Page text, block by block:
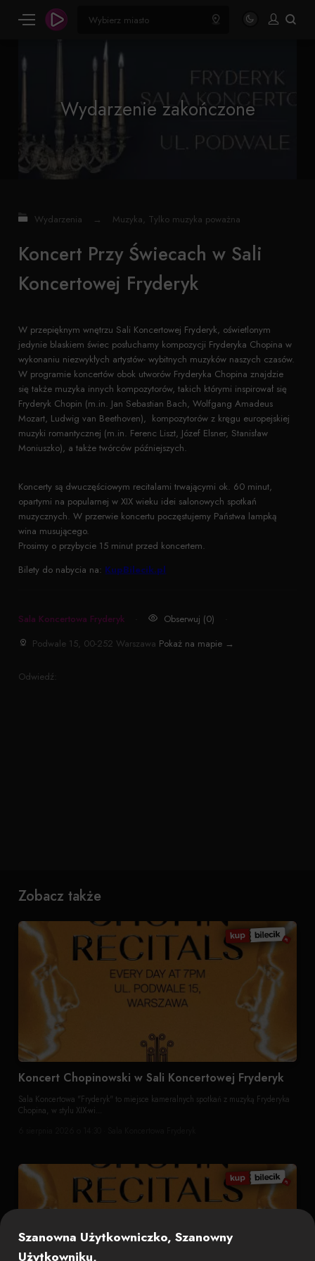
Wydarzenie zakończone
Wydarzenia → Muzyka, Tylko muzyka poważna
Koncert Przy Świecach w Sali
Koncertowej Fryderyk
W przepięknym wnętrzu Sali Koncertowej Fryderyk, oświetlonym
jedynie blaskiem świec posłuchamy kompozycji Fryderyka Chopina w
wykonaniu niezwykłych artystów- wybitnych muzyków naszych czasów.
W programie koncertów obok utworów Fryderyka Chopina znajdzie
się także muzyka innych kompozytorów, takich którymi inspirował się
Fryderyk Chopin (m.in. Jan Sebastian Bach, Wolfgang Amadeus
Mozart, Ludwig van Beethoven), kompozytorów z kręgu europejskiej
muzyki romantycznej (m.in. Ferenc Liszt, Józef Elsner, Stanisław
Moniuszko), a także twórców późniejszych.
Koncerty są dwuczęściowym recitalami trwającymi ok. 60 minut,
opartymi na popularnej w XIX wieku idei salonowych spotkań
muzycznych. W przerwie koncertu poczęstujemy Państwa lampką
wina musującego.
Prosimy o przybycie 15 minut przed koncertem.
Bilety do nabycia na: KupBilecik.pl
Sala Koncertowa Fryderyk Obserwuj (0)
Podwale 15, 00-252 Warszawa Pokaż na mapie →
Odwiedź:
Zobacz także
Koncert Chopinowski w Sali Koncertowej Fryderyk
Sala Koncertowa "Fryderyk" to miejsce kameralnych spotkań z muzyką Fryderyka
Chopina, w stylu XIX-wi...
Szanowna Użytkowniczko, Szanowny
Użytkowniku,